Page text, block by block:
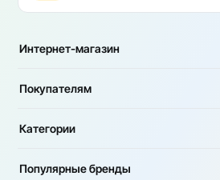
Интернет-магазин
Покупателям
Категории
Популярные бренды